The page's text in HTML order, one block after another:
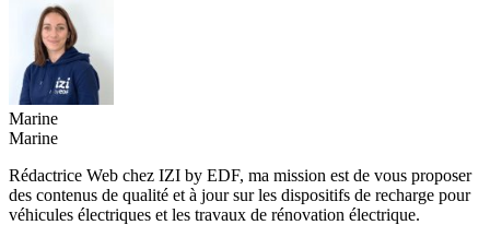
Marine
Marine
Rédactrice Web chez IZI by EDF, ma mission est de vous proposer
des contenus de qualité et à jour sur les dispositifs de recharge pour
véhicules électriques et les travaux de rénovation électrique.